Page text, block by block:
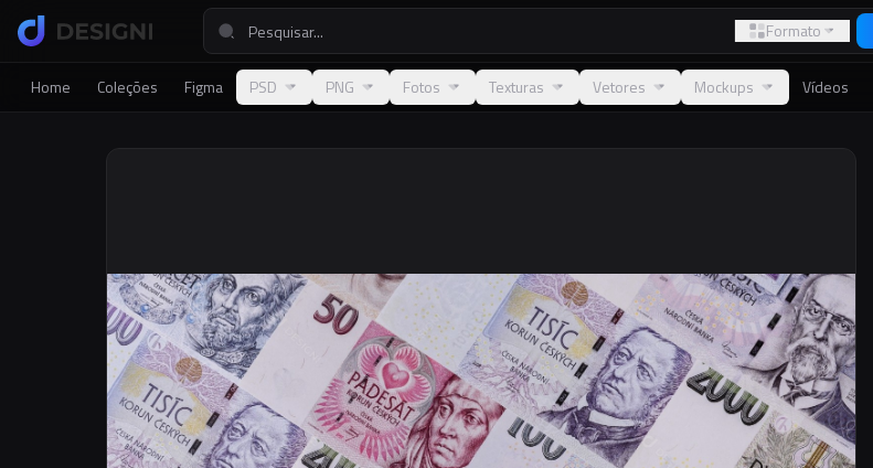
Formato
Home Coleções Figma PSD PNG Fotos Texturas Vetores Mockups Vídeos